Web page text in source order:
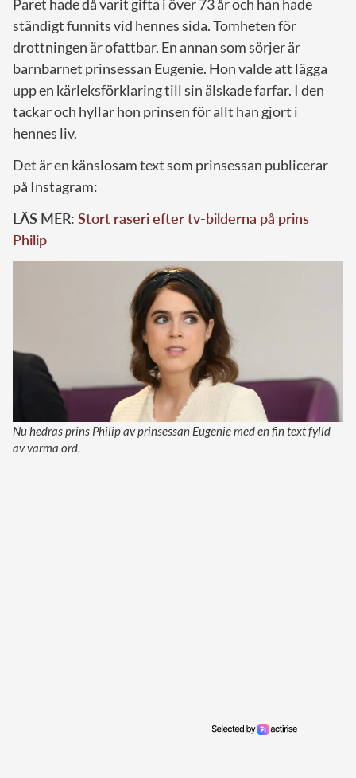
Paret hade då varit gifta i över 73 år och han hade
ständigt funnits vid hennes sida. Tomheten för
drottningen är ofattbar. En annan som sörjer är
barnbarnet prinsessan Eugenie. Hon valde att lägga
upp en kärleksförklaring till sin älskade farfar. I den
tackar och hyllar hon prinsen för allt han gjort i
hennes liv.
Det är en känslosam text som prinsessan publicerar
på Instagram:
LÄS MER: Stort raseri efter tv-bilderna på prins
Philip
Nu hedras prins Philip av prinsessan Eugenie med en fin text fylld
av varma ord.